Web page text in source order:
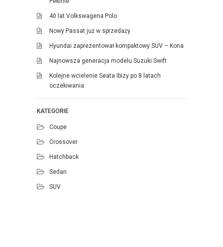
40 lat Volkswagena Polo
Nowy Passat już w sprzedaży
Hyundai zaprezentował kompaktowy SUV – Kona
Najnowsza generacja modelu Suzuki Swift
Kolejne wcielenie Seata Ibizy po 8 latach
oczekiwania
KATEGORIE
Coupe
Crossover
Hatchback
Sedan
SUV